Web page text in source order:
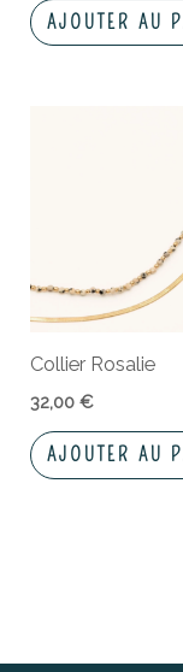
AJOUTER AU
Collier Rosalie
32,00€
AJOUTER AU